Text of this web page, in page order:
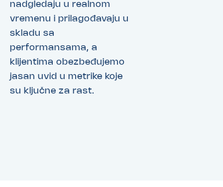
nadgledaju u realnom
vremenu i prilagođavaju u
skladu sa
performansama, a
klijentima obezbeđujemo
jasan uvid u metrike koje
su ključne za rast.